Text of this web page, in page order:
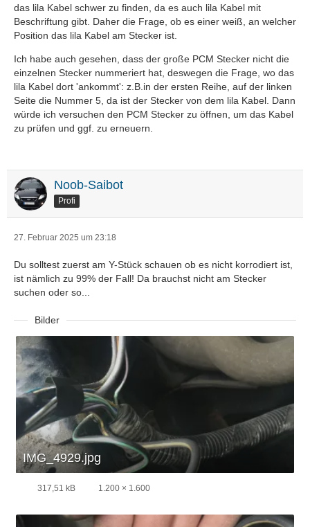
das lila Kabel schwer zu finden, da es auch lila Kabel mit
Beschriftung gibt. Daher die Frage, ob es einer weiß, an welcher
Position das lila Kabel am Stecker ist.
Ich habe auch gesehen, dass der große PCM Stecker nicht die
einzelnen Stecker nummeriert hat, deswegen die Frage, wo das
lila Kabel dort 'ankommt': z.B.in der ersten Reihe, auf der linken
Seite die Nummer 5, da ist der Stecker von dem lila Kabel. Dann
würde ich versuchen den PCM Stecker zu öffnen, um das Kabel
zu prüfen und ggf. zu erneuern.
Noob-Saibot
Profi
27. Februar 2025 um 23:18
Du solltest zuerst am Y-Stück schauen ob es nicht korrodiert ist,
ist nämlich zu 99% der Fall! Da brauchst nicht am Stecker
suchen oder so...
Bilder
IMG_4929.jpg
317,51 kB 1.200 × 1.600